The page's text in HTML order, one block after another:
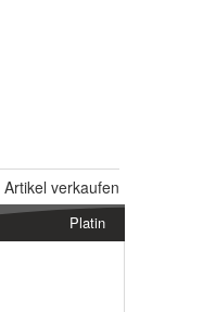
Artikel verkaufen
Platin